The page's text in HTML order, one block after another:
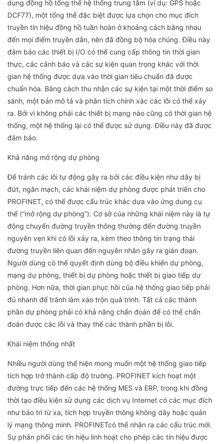
dụng đồng hồ tổng thể hệ thống trung tâm (ví dụ: GPS hoặc
DCF77), một tổng thể đặc biệt được lựa chọn cho mục đích
truyền tín hiệu đồng hồ tuần hoàn ở khoảng cách bằng nhau
đến mọi điểm truyền dẫn, nên đã đồng bộ hóa chúng. Điều này
đảm bảo các thiết bị I/O có thể cung cấp thông tin thời gian
thực, các cảnh báo và các sự kiện quan trọng khác với thời
gian hệ thống được dựa vào thời gian tiêu chuẩn đã được
chuẩn hóa. Bằng cách thu nhận các sự kiện tại một thời điểm so
sánh, một bản mô tả và phân tích chính xác các lỗi có thể xảy
ra. Bởi vì không phải các thiết bị mạng nào cũng có thời gian hệ
thống, một hệ thống lại có thể được sử dụng. Điều này đã được
đảm bảo.
Khả năng mở rộng dự phòng
Để tránh các lỗi tự động gây ra bởi các điều kiện như dây bị
đứt, ngắn mạch, các khái niệm dự phòng được phát triển cho
PROFINET, có thể được cấu trúc khác dựa vào ứng dung cụ
thể (“mở rộng dự phòng”). Cơ sở của những khái niệm này là tự
động chuyển đường truyền thông thường đến đường truyền
nguyên vẹn khi có lỗi xảy ra, kèm theo thông tin trạng thái
đường truyền liên quan đến nguyên nhân gây ra gián đoạn.
Người dùng có thể quyết định dùng bộ điều khiển dự phòng,
mạng dự phòng, thiết bị dự phòng hoặc thiết bị giao tiếp dự
phòng. Hơn nữa, thời gian phục hồi của hệ thống giao tiếp phải
đủ nhanh để tránh làm xáo trộn quá trình. Tất cả các thành
phần dự phòng phải có khả năng chẩn đoán để có thể chẩn
đoán được các lỗi và thay thế các thành phần bị lỗi.
Khái niệm thống nhất
Nhiều người dùng thể hiện mong muốn một hệ thống giao tiếp
tích hợp trở thành cấp độ trường. PROFINET kích hoạt một
đường trực tiếp đến các hệ thống MES và ERP, trong khi đồng
thời tạo điều kiện sử dụng các dịch vụ Internet có các mục đích
như bảo trì từ xa, tích hợp truyền thông không dây hoặc quản
lý mạng thông minh. PROFINETcó thể nhận ra các cấu trúc mới.
Sự phân phối các tín hiệu linh hoạt cho phép các tín hiệu được